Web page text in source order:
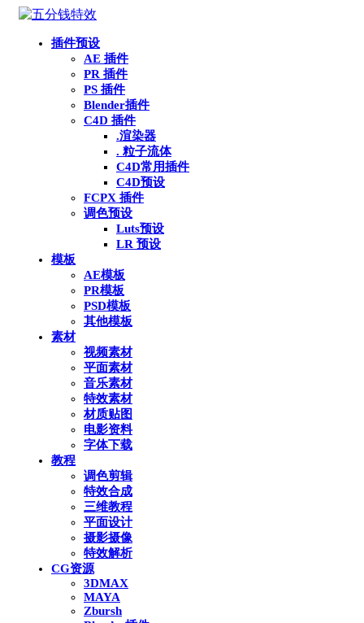
插件预设
AE 插件
PR 插件
PS 插件
Blender插件
C4D 插件
.渲染器
. 粒子流体
C4D常用插件
C4D预设
FCPX 插件
调色预设
Luts预设
LR 预设
模板
AE模板
PR模板
PSD模板
其他模板
素材
视频素材
平面素材
音乐素材
特效素材
材质贴图
电影资料
字体下载
教程
调色剪辑
特效合成
三维教程
平面设计
摄影摄像
特效解析
CG资源
3DMAX
MAYA
Zbursh